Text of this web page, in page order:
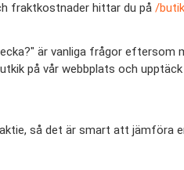
fraktkostnader hittar du på /
är vanliga frågor eftersom
på vår webbplats och
så det är smart att jämföra